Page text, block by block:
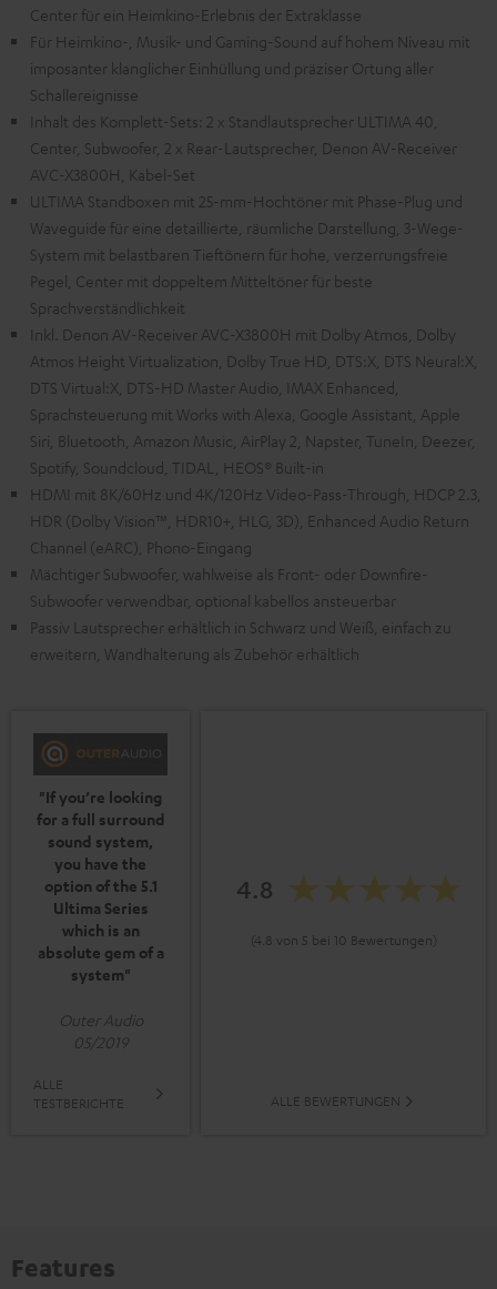
Center für ein Heimkino-Erlebnis der Extraklasse
Für Heimkino-, Musik- und Gaming-Sound auf hohem Niveau mit
imposanter klanglicher Einhüllung und präziser Ortung aller
Schallereignisse
Inhalt des Komplett-Sets: 2 x Standlautsprecher ULTIMA 40,
Center, Subwoofer, 2 x Rear-Lautsprecher, Denon AV-Receiver
AVC-X3800H, Kabel-Set
ULTIMA Standboxen mit 25-mm-Hochtöner mit Phase-Plug und
Waveguide für eine detaillierte, räumliche Darstellung, 3-Wege-
System mit belastbaren Tieftönern für hohe, verzerrungsfreie
Pegel, Center mit doppeltem Mitteltöner für beste
Sprachverständlichkeit
Inkl. Denon AV-Receiver AVC-X3800H mit Dolby Atmos, Dolby
Atmos Height Virtualization, Dolby True HD, DTS:X, DTS Neural:X,
DTS Virtual:X, DTS-HD Master Audio, IMAX Enhanced,
Sprachsteuerung mit Works with Alexa, Google Assistant, Apple
Siri, Bluetooth, Amazon Music, AirPlay 2, Napster, TuneIn, Deezer,
Spotify, Soundcloud, TIDAL, HEOS® Built-in
HDMI mit 8K/60Hz und 4K/120Hz Video-Pass-Through, HDCP 2.3,
HDR (Dolby Vision™, HDR10+, HLG, 3D), Enhanced Audio Return
Channel (eARC), Phono-Eingang
Mächtiger Subwoofer, wahlweise als Front- oder Downfire-
Subwoofer verwendbar, optional kabellos ansteuerbar
Passiv Lautsprecher erhältlich in Schwarz und Weiß, einfach zu
erweitern, Wandhalterung als Zubehör erhältlich
"If you’re looking
for a full surround
sound system,
you have the
option of the 5.1
Ultima Series
which is an
absolute gem of a
system"
Outer Audio
05/2019
ALLE
TESTBERICHTE
4.8
(4.8 von 5 bei 10 Bewertungen)
ALLE BEWERTUNGEN
Features